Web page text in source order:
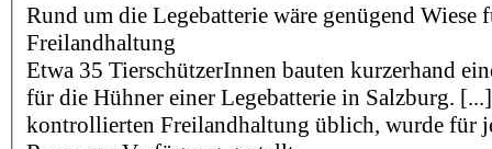
Rund um die Legebatterie wäre genügend Wiese
Freilandhaltung
Etwa 35 TierschützerInnen bauten kurzerhand
für die Hühner einer Legebatterie in Salzburg.
kontrollierten Freilandhaltung üblich, wurde für